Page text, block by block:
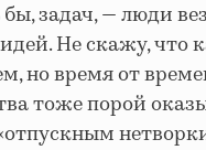
бы, задач, — люди
Не скажу, что
но время от
тоже порой